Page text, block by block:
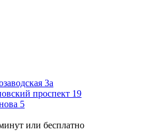
3а
проспект 19
5
или бесплатно